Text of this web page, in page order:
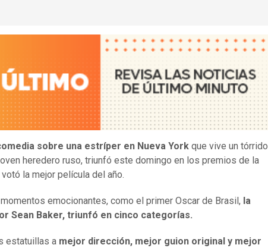
sobre una estríper en Nueva York que vive un tórrido
heredero ruso, triunfó este domingo en los premios de la
la mejor película del año.
momentos emocionantes, como el primer Oscar de Brasil, la
Sean Baker, triunfó en cinco categorías.
estatuillas a mejor dirección, mejor guion original y mejor